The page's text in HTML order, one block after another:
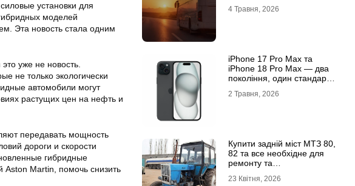
установки для
моделей
Эта новость стала одним
уже не новость.
не только экологически
автомобили могут
растущих цен на нефть и
передавать мощность
дороги и скорости
гибридные
Aston Martin, помочь снизить
4 Травня, 2026
iРhone 17 Рro Мax та
iРhone 18 Рro Мax — два
покоління, один стандарт
2 Травня, 2026
Купити задній міст МТЗ 80,
82 та все необхідне для
ремонту та
23 Квітня, 2026